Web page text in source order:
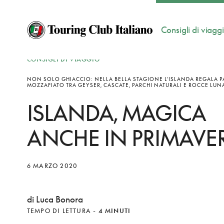
Consigli di
CONSIGLI DI VIAGGIO
NON SOLO GHIACCIO: NELLA BELLA STAGIONE L'ISLANDA REGALA
MOZZAFIATO TRA GEYSER, CASCATE, PARCHI NATURALI E ROCCE
ISLANDA, MAGICA
ANCHE IN
6 MARZO 2020
di Luca Bonora
TEMPO DI LETTURA - 4 MINUTI